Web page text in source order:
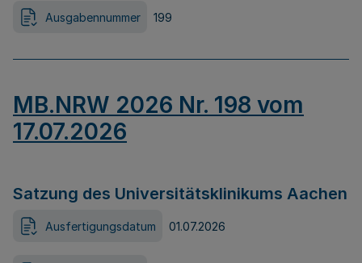
Ausgabennummer 199
MB.NRW 2026 Nr. 198 vom
17.07.2026
Satzung des Universitätsklinikums Aachen
Ausfertigungsdatum 01.07.2026